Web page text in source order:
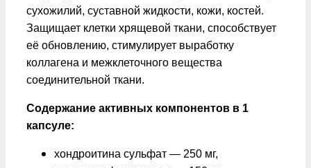
сухожилий, суставной жидкости, кожи, костей.
Защищает клетки хрящевой ткани, способствует
её обновлению, стимулирует выработку
коллагена и межклеточного вещества
соединительной ткани.
Содержание активных компонентов в 1
капсуле:
хондроитина сульфат — 250 мг,